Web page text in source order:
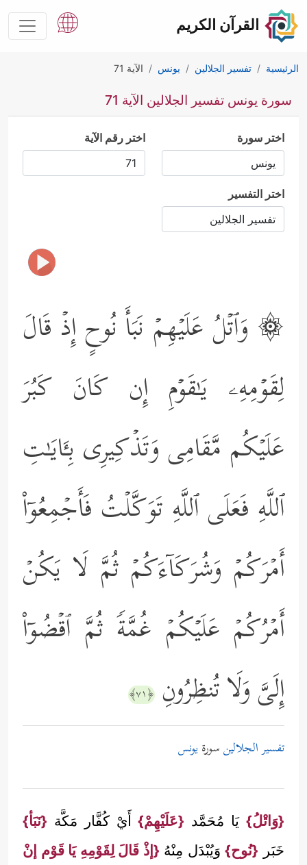
القرآن الكريم
الرئيسية تفسير الجلالين يونس الآية 71
سورة يونس تفسير الجلالين الآية 71
اختر سورة اختر رقم الآية
اختر التفسير
۞ وَٱتۡلُ عَلَیۡهِمۡ نَبَأَ نُوحٍ إِذۡ قَالَ
لِقَوۡمِهِۦ یَـٰقَوۡمِ إِن كَانَ كَبُرَ
عَلَیۡكُم مَّقَامِی وَتَذۡكِیرِی بِـَٔایَـٰتِ
ٱللَّهِ فَعَلَى ٱللَّهِ تَوَكَّلۡتُ فَأَجۡمِعُوۤاْ
أَمۡرَكُمۡ وَشُرَكَاۤءَكُمۡ ثُمَّ لَا یَكُنۡ
أَمۡرُكُمۡ عَلَیۡكُمۡ غُمَّةࣰ ثُمَّ ٱقۡضُوۤاْ
إِلَیَّ وَلَا تُنظِرُونِ ﴿٧١﴾
تفسير الجلالينسورةيونس
{وَاتْلُ}يَا مُحَمَّد {عَلَيْهِمْ}أَيْ كُفَّار مَكَّة {نَبَأ}
خَبَر {نُوح}وَيُبْدَل مِنْهُ {إذْ قَالَ لِقَوْمِهِ يَا قَوْم إنْ